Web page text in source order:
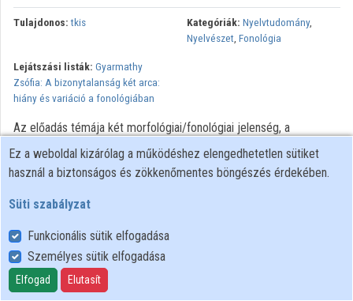
Tulajdonos: tkis Kategóriák: Nyelvtudomány,
Nyelvészet, Fonológia
Lejátszási listák: Gyarmathy
Zsófia: A bizonytalanság két arca:
hiány és variáció a fonológiában
Az előadás témája két morfológiai/fonológiai jelenség, a
paradigmatikus hiány, valamint a variáció, azaz szabad váltakozás.
Paradigmatikus hiányról beszélünk, ha egy lexéma legalább egyik
körülírással fejezhető ki. Erre tán a legköznapibb példa a
„paradigmasor” hiányzik (például a kétli és a szokott paradigmája
nem tartalmaz — többek közt — múlt idejű alakokat). A variáció
bizonyos tekintetben ennek a fordítottja, azaz egy
Ez a weboldal kizárólag a működéshez elengedhetetlen sütiket
használ a biztonságos és zökkenőmentes böngészés érdekében.
Süti szabályzat
Funkcionális sütik elfogadása
Személyes sütik elfogadása
Elfogad Elutasít